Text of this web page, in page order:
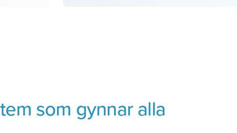
som gynnar alla